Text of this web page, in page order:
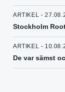
ARTIKEL -
Stockholm
ARTIKEL -
De var sämst